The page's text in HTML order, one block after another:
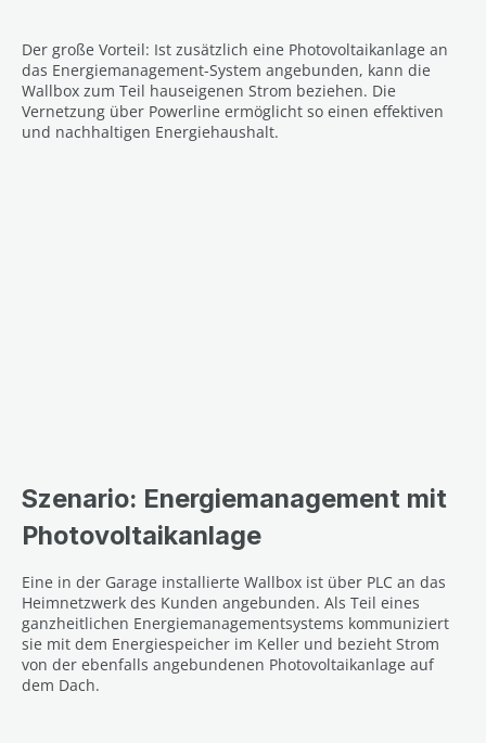
Der große Vorteil: Ist zusätzlich eine Photovoltaikanlage an
das Energiemanagement-System angebunden, kann die
Wallbox zum Teil hauseigenen Strom beziehen. Die
Vernetzung über Powerline ermöglicht so einen effektiven
und nachhaltigen Energiehaushalt.
Szenario: Energiemanagement mit
Photovoltaikanlage
Eine in der Garage installierte Wallbox ist über PLC an das
Heimnetzwerk des Kunden angebunden. Als Teil eines
ganzheitlichen Energiemanagementsystems kommuniziert
sie mit dem Energiespeicher im Keller und bezieht Strom
von der ebenfalls angebundenen Photovoltaikanlage auf
dem Dach.